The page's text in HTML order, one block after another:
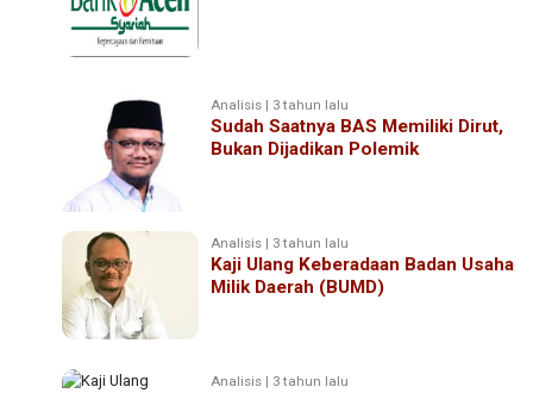
Analisis | 3 tahun lalu
Sudah Saatnya BAS Memiliki Dirut,
Bukan Dijadikan Polemik
Analisis | 3 tahun lalu
Kaji Ulang Keberadaan Badan Usaha
Milik Daerah (BUMD)
Analisis | 3 tahun lalu